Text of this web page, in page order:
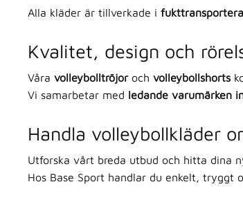
Alla kläder är tillverkade i
Kvalitet, design och
Våra volleybolltröjoroch volleybollshorts
Vi samarbetar med ledande varumärken
Handla volleybollkläder
Utforska vårt breda utbud och hitta dina
Hos Base Sport handlar du enkelt, tryggt